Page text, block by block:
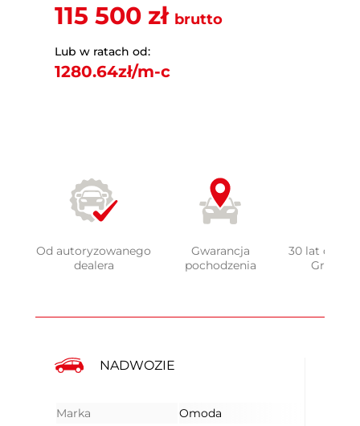
Od autoryzowanego
dealera
Gwarancja
pochodzenia
30 lat
Grupy
NADWOZIE
Marka
Omoda
115 500 zł brutto
Lub w ratach od:
1280.64zł/m-c